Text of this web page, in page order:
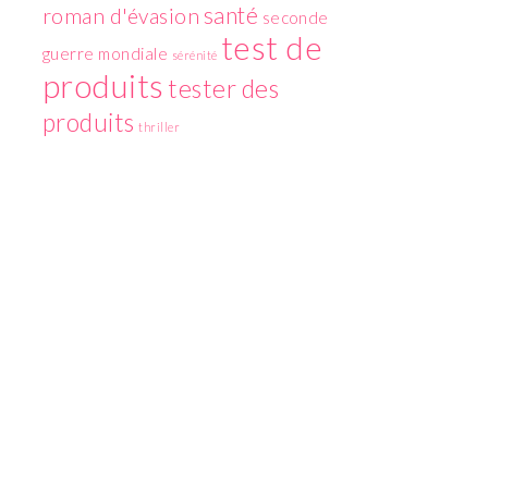
roman d'évasion santé seconde
guerre mondiale sérénité test de
produits tester des
produits thriller